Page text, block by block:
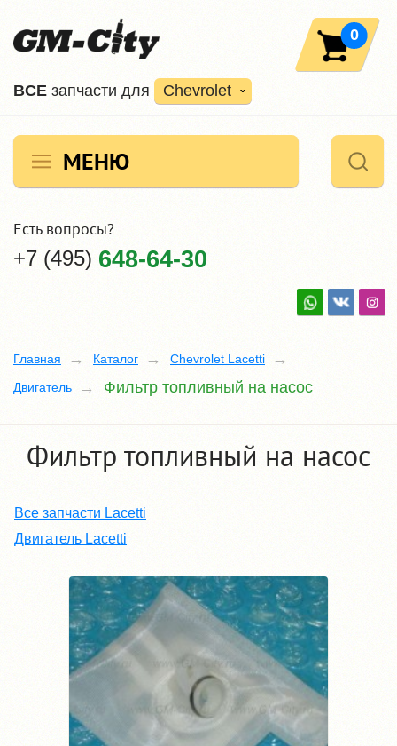
ВCE запчасти для Chevrolet
0
МЕНЮ
Есть вопросы?
+7 (495) 648-64-30
Главная Каталог
Chevrolet Lacetti
Двигатель
Фильтр топливный на насос
Фильтр топливный на насос
Все запчасти Lacetti
Двигатель Lacetti